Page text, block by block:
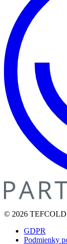
© 2026 TEFCOLD
GDPR
Podmienky